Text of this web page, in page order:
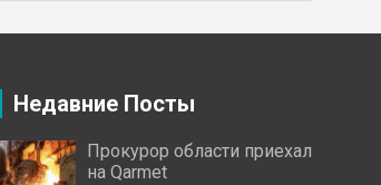
Недавние Посты
Прокурор области приехал
на Qarmet